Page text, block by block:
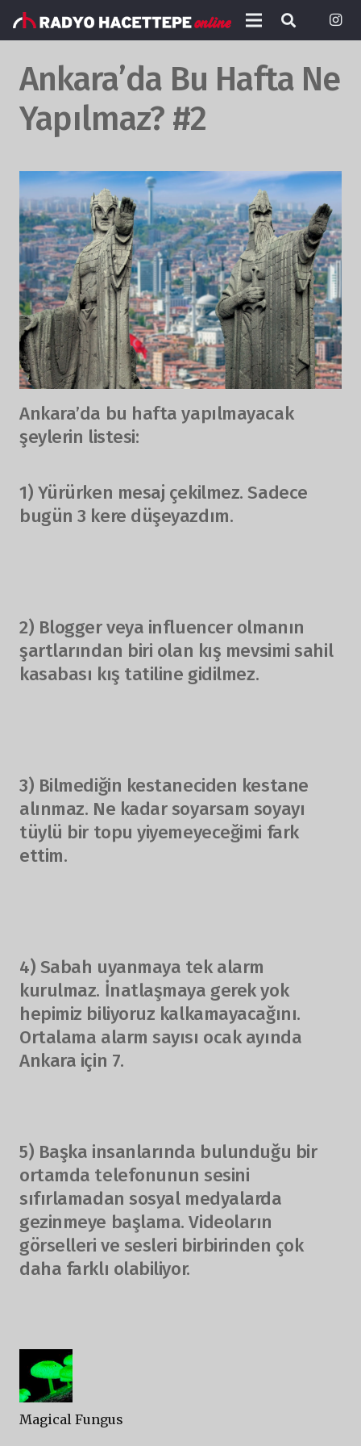
Ankara’da Bu Hafta Ne
Yapılmaz? #2
Ankara’da bu hafta yapılmayacak
şeylerin listesi:
1) Yürürken mesaj çekilmez. Sadece
bugün 3 kere düşeyazdım.
2) Blogger veya influencer olmanın
şartlarından biri olan kış mevsimi sahil
kasabası kış tatiline gidilmez.
3) Bilmediğin kestaneciden kestane
alınmaz. Ne kadar soyarsam soyayı
tüylü bir topu yiyemeyeceğimi fark
ettim.
4) Sabah uyanmaya tek alarm
kurulmaz. İnatlaşmaya gerek yok
hepimiz biliyoruz kalkamayacağını.
Ortalama alarm sayısı ocak ayında
Ankara için 7.
5) Başka insanlarında bulunduğu bir
ortamda telefonunun sesini
sıfırlamadan sosyal medyalarda
gezinmeye başlama. Videoların
görselleri ve sesleri birbirinden çok
daha farklı olabiliyor.
Magical Fungus